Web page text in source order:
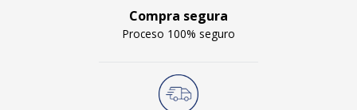
Compra segura
Proceso 100% seguro